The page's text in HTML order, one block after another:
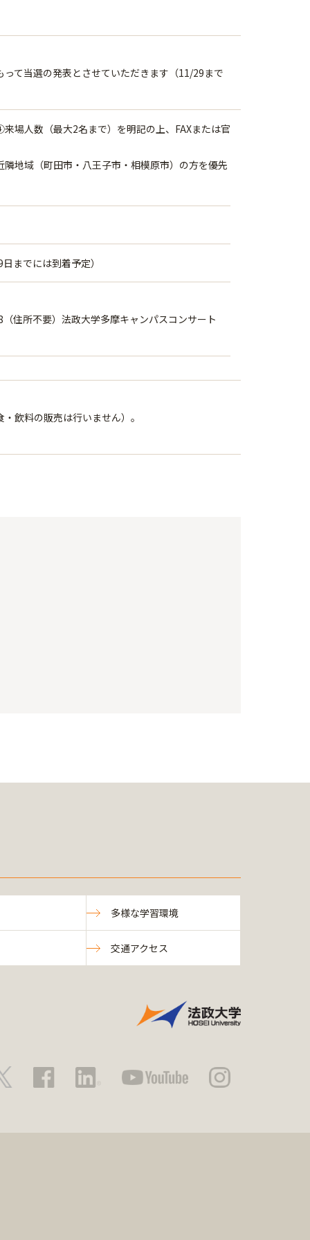
て当選の発表とさせていただきます（11/29まで
人数（最大2名まで）を明記の上、FAXまたは官
地域（町田市・八王子市・相模原市）の方を優先
までには到着予定）
住所不要）法政大学多摩キャンパスコンサート
飲料の販売は行いません）。
多様な学習環境
交通アクセス